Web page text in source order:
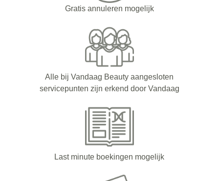
Gratis annuleren mogelijk
Alle bij Vandaag Beauty aangesloten
servicepunten zijn erkend door Vandaag
Last minute boekingen mogelijk